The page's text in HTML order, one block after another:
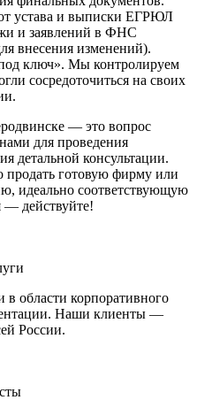
устава и выписки ЕГРЮЛ
и заявлений в ФНС
внесения изменений).
ключ». Мы контролируем
сосредоточиться на своих
— это вопрос
для проведения
детальной консультации.
готовую фирму или
идеально соответствующую
— действуйте!
области корпоративного
Наши клиенты —
России.